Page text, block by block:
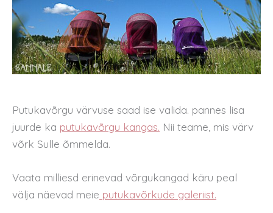
Putukavõrgu värvuse saad ise valida. pannes lisa
juurde ka putukavõrgu kangas. Nii teame, mis värv
võrk Sulle õmmelda.
Vaata milliesd erinevad võrgukangad käru peal
välja näevad meie putukavõrkude galeriist.